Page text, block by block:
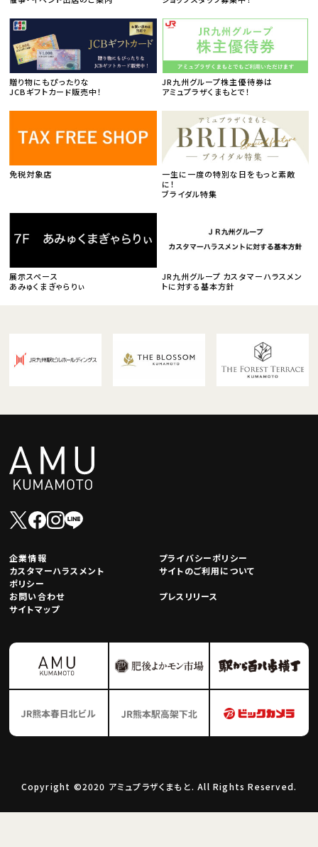
贈り物にもぴったりな
JCBギフトカード販売中！
JR九州グループ株主優待券は
アミュプラザくまもとで！
免税対象店
一生に一度の特別な日をもっと素敵
に！
ブライダル特集
展示スペース
あみゅくまぎゃらりぃ
JR九州グループ カスタマーハラスメン
トに対する基本方針
企業情報
プライバシーポリシー
カスタマーハラスメント
ポリシー
サイトのご利用について
お問い合わせ
プレスリリース
サイトマップ
Copyright ©2020 アミュプラザくまもと. All Rights Reserved.